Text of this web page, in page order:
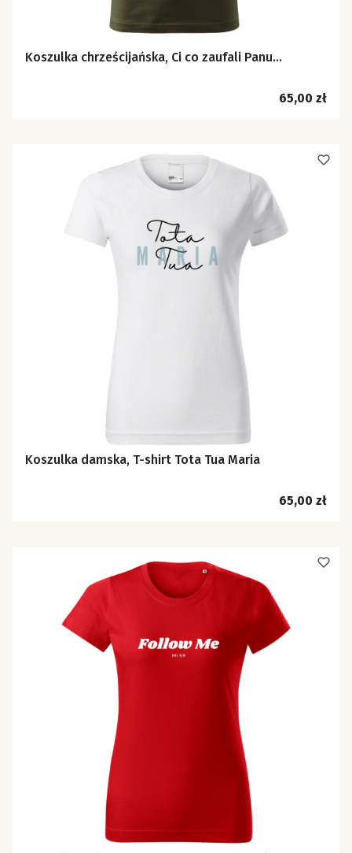
Koszulka chrześcijańska, Ci co zaufali Panu...
Cena
65,00 zł
Koszulka damska, T-shirt Tota Tua Maria
Cena
65,00 zł